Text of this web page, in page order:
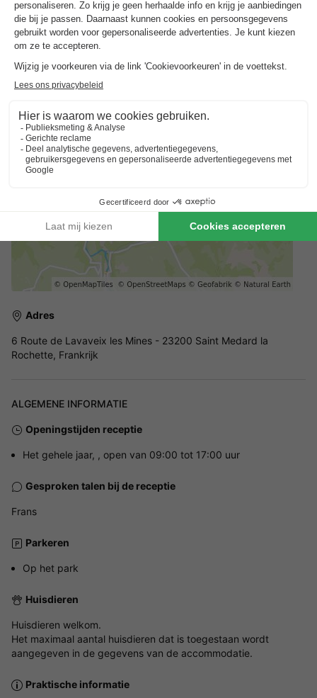
Er kan een huisdier worden bijgeboekt voor €3 per huisdier per
nacht. Dit dient ter plaatse betaald te worden.
Handdoeken en lakenpakket
een handdoeken en lakenpakket worden bijgeboekt voor €16
Adres
6 Route de Lavaveix les Mines - 23200 Saint Medard la
Rochette, Frankrijk
ALGEMENE INFORMATIE
Openingstijden receptie
Het gehele jaar, , open van 09:00 tot 17:00 uur
Gesproken talen bij de receptie
Frans
Parkeren
Op het park
Huisdieren
Huisdieren welkom.
Het maximaal aantal huisdieren dat is toegestaan wordt
aangegeven in de gegevens van de accommodatie.
Praktische informatie